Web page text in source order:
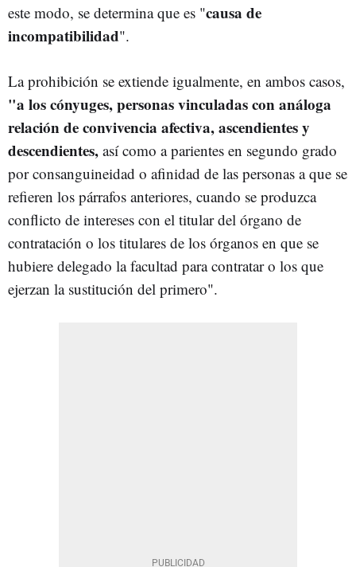
este modo, se determina que es "causa de
incompatibilidad".
La prohibición se extiende igualmente, en ambos casos,
"a los cónyuges, personas vinculadas con análoga
relación de convivencia afectiva, ascendientes y
descendientes, así como a parientes en segundo grado
por consanguineidad o afinidad de las personas a que se
refieren los párrafos anteriores, cuando se produzca
conflicto de intereses con el titular del órgano de
contratación o los titulares de los órganos en que se
hubiere delegado la facultad para contratar o los que
ejerzan la sustitución del primero".